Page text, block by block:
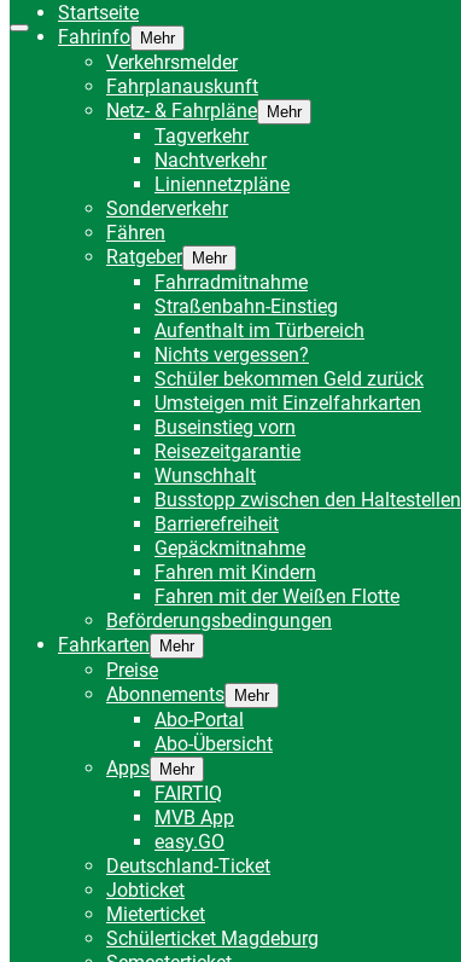
Startseite
Fahrinfo
Mehr
Verkehrsmelder
Fahrplanauskunft
Netz- & Fahrpläne
Mehr
Tagverkehr
Nachtverkehr
Liniennetzpläne
Sonderverkehr
Fähren
Ratgeber
Mehr
Fahrradmitnahme
Straßenbahn-Einstieg
Aufenthalt im Türbereich
Nichts vergessen?
Schüler bekommen Geld zurück
Umsteigen mit Einzelfahrkarten
Buseinstieg vorn
Reisezeitgarantie
Wunschhalt
Busstopp zwischen den Haltestellen
Barrierefreiheit
Gepäckmitnahme
Fahren mit Kindern
Fahren mit der Weißen Flotte
Beförderungsbedingungen
Fahrkarten
Mehr
Preise
Abonnements
Mehr
Abo-Portal
Abo-Übersicht
Apps
Mehr
FAIRTIQ
MVB App
easy.GO
Deutschland-Ticket
Jobticket
Mieterticket
Schülerticket Magdeburg